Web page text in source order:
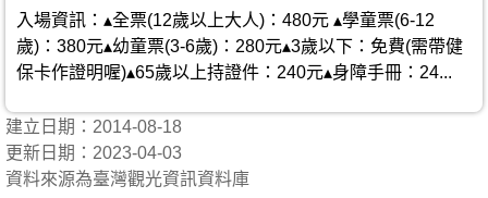
入場資訊：▴全票(12歲以上大人)：480元 ▴學童票(6-12
歲)：380元▴幼童票(3-6歲)：280元▴3歲以下：免費(需帶健
保卡作證明喔)▴65歲以上持證件：240元▴身障手冊：24...
建立日期：2014-08-18
更新日期：2023-04-03
資料來源為臺灣觀光資訊資料庫